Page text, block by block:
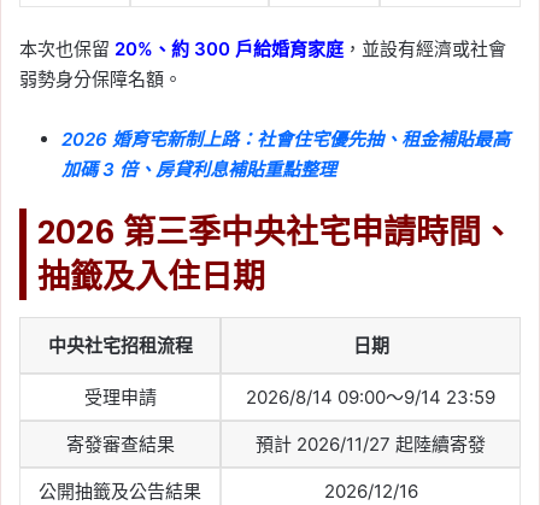
本次也保留 20%、約 300 戶給婚育家庭 ，並設有經濟或社會
弱勢身分保障名額。
2026 婚育宅新制上路：社會住宅優先抽、租金補貼最高
加碼 3 倍、房貸利息補貼重點整理
2026 第三季中央社宅申請時間、
抽籤及入住日期
中央社宅招租流程 日期
受理申請 2026/8/14 09:00～9/14 23:59
寄發審查結果 預計 2026/11/27 起陸續寄發
公開抽籤及公告結果 2026/12/16